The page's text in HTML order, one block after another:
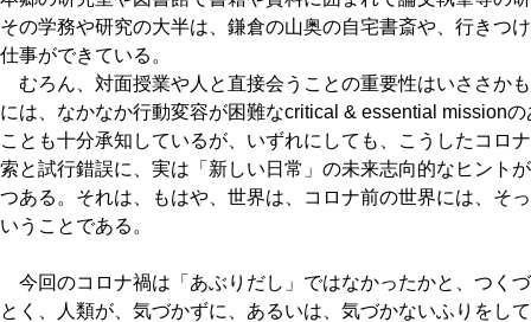
その学務や研究の大半は、鎌倉の山奥の自宅書斎や、行きつ
仕事ができている。
むろん、対面授業や人と直接会うことの重要性はいささか
には、なかなか行動変容が困難なcritical & essential mission
ことも十分承知しているが、いずれにしても、こうしたコロ
索と試行錯誤に、実は「新しい日常」の未来志向的なヒント
つある。それは、もはや、世界は、コロナ前の世界には、そ
いうことである。
今回のコロナ禍は「あぶりだし」ではなかったかと、つく
とく、人類が、気づかずに、あるいは、気づかないふりをし